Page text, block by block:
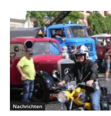
Nachrichten